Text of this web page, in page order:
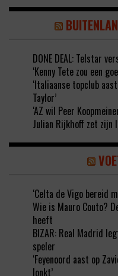
DONE DEAL: Telstar
‘Kenny Tete zou een
‘Italiaanse topclub
Taylor’
‘AZ wil Peer
Julian Rijkhoff zet zijn
‘Celta de Vigo bereid
Wie is Mauro Couto?
heeft
BIZAR: Real Madrid
speler
‘Feyenoord aast op
lonkt’